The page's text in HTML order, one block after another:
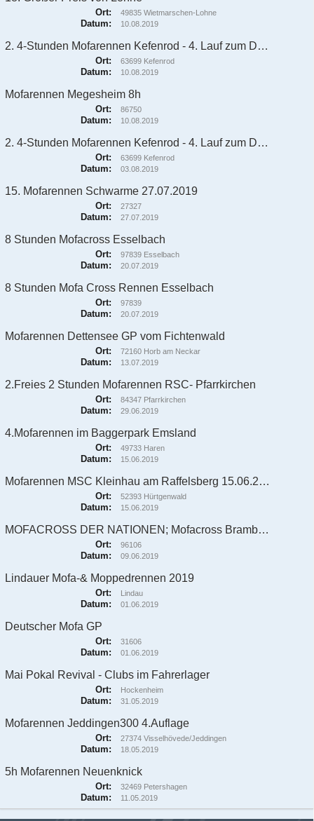
49835 Wietmarschen-Lohne
Ort:
10.08.2019
Datum:
2. 4-Stunden Mofarennen Kefenrod - 4. Lauf zum DMV MofaCup 2019
63699 Kefenrod
Ort:
10.08.2019
Datum:
Mofarennen Megesheim 8h
86750
Ort:
10.08.2019
Datum:
2. 4-Stunden Mofarennen Kefenrod - 4. Lauf zum DMV MofaCup 2019
63699 Kefenrod
Ort:
03.08.2019
Datum:
15. Mofarennen Schwarme 27.07.2019
27327
Ort:
27.07.2019
Datum:
8 Stunden Mofacross Esselbach
97839 Esselbach
Ort:
20.07.2019
Datum:
8 Stunden Mofa Cross Rennen Esselbach
97839
Ort:
20.07.2019
Datum:
Mofarennen Dettensee GP vom Fichtenwald
72160 Horb am Neckar
Ort:
13.07.2019
Datum:
2.Freies 2 Stunden Mofarennen RSC- Pfarrkirchen
84347 Pfarrkirchen
Ort:
29.06.2019
Datum:
4.Mofarennen im Baggerpark Emsland
49733 Haren
Ort:
15.06.2019
Datum:
Mofarennen MSC Kleinhau am Raffelsberg 15.06.2019
52393 Hürtgenwald
Ort:
15.06.2019
Datum:
MOFACROSS DER NATIONEN; Mofacross Bramberg
96106
Ort:
09.06.2019
Datum:
Lindauer Mofa-& Moppedrennen 2019
Lindau
Ort:
01.06.2019
Datum:
Deutscher Mofa GP
31606
Ort:
01.06.2019
Datum:
Mai Pokal Revival - Clubs im Fahrerlager
Hockenheim
Ort:
31.05.2019
Datum:
Mofarennen Jeddingen300 4.Auflage
27374 Visselhövede/Jeddingen
Ort:
18.05.2019
Datum:
5h Mofarennen Neuenknick
32469 Petershagen
Ort:
11.05.2019
Datum: